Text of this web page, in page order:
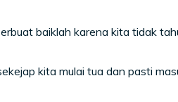
baiklah karena kita tidak
kita mulai tua dan pasti